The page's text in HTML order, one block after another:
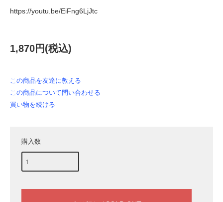
https://youtu.be/EiFng6LjJtc
1,870円(税込)
この商品を友達に教える
この商品について問い合わせる
買い物を続ける
購入数